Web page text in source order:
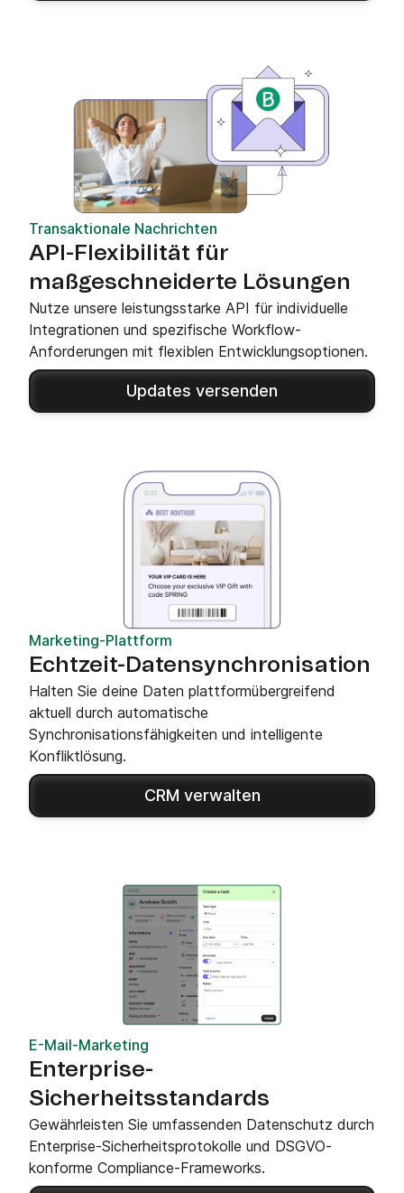
Transaktionale Nachrichten
API-Flexibilität für
maßgeschneiderte Lösungen
Nutze unsere leistungsstarke API für individuelle
Integrationen und spezifische Workflow-
Anforderungen mit flexiblen Entwicklungsoptionen.
Updates versenden
Marketing-Plattform
Echtzeit-Datensynchronisation
Halten Sie deine Daten plattformübergreifend
aktuell durch automatische
Synchronisationsfähigkeiten und intelligente
Konfliktlösung.
CRM verwalten
E-Mail-Marketing
Enterprise-
Sicherheitsstandards
Gewährleisten Sie umfassenden Datenschutz durch
Enterprise-Sicherheitsprotokolle und DSGVO-
konforme Compliance-Frameworks.